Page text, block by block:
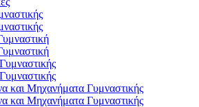
και Μηχανήματα Γυμναστικής
και Μηχανήματα Γυμναστικής